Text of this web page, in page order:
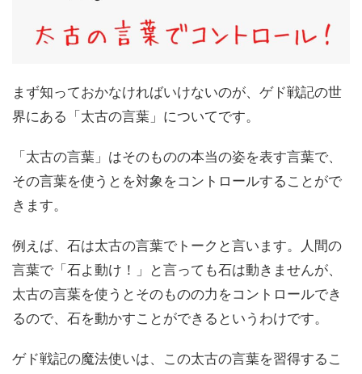
まず知っておかなければいけないのが、ゲド戦記の世
界にある「太古の言葉」についてです。
「太古の言葉」はそのものの本当の姿を表す言葉で、
その言葉を使うとを対象をコントロールすることがで
きます。
例えば、石は太古の言葉でトークと言います。人間の
言葉で「石よ動け！」と言っても石は動きませんが、
太古の言葉を使うとそのものの力をコントロールでき
るので、石を動かすことができるというわけです。
ゲド戦記の魔法使いは、この太古の言葉を習得するこ